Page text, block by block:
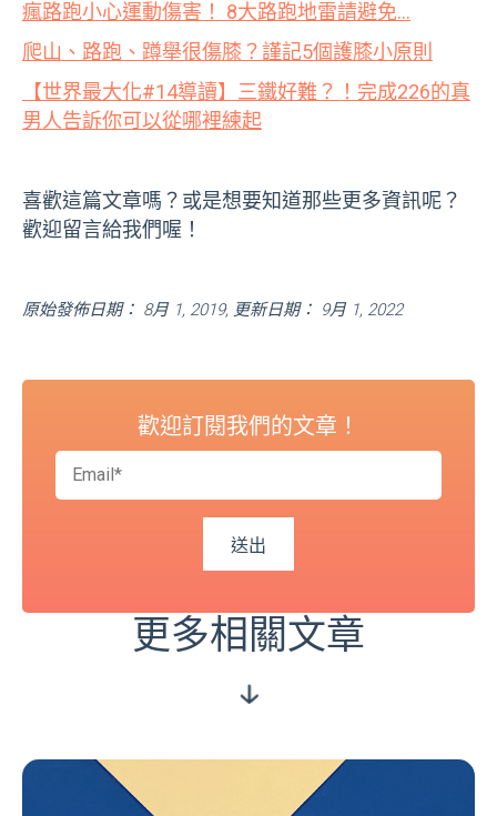
瘋路跑小心運動傷害！ 8大路跑地雷請避免…
爬山、路跑、蹲舉很傷膝？謹記5個護膝小原則
【世界最大化#14導讀】三鐵好難？！完成226的真
男人告訴你可以從哪裡練起
喜歡這篇文章嗎？或是想要知道那些更多資訊呢？
歡迎留言給我們喔！
原始發佈日期： 8月 1, 2019, 更新日期： 9月 1, 2022
歡迎訂閱我們的文章！
更多相關文章